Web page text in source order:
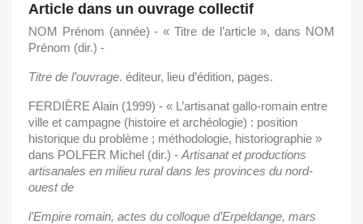
Article dans un ouvrage collectif
NOM Prénom (année) - « Titre de l’article », dans NOM
Prénom (dir.) -
Titre de l’ouvrage. éditeur, lieu d’édition, pages.
FERDIÈRE Alain (1999) - « L’artisanat gallo-romain entre
ville et campagne (histoire et archéologie) : position
historique du problème ; méthodologie, historiographie »
dans POLFER Michel (dir.) - Artisanat et productions
artisanales en milieu rural dans les provinces du nord-
ouest de
l’Empire romain, actes du colloque d’Erpeldange, mars